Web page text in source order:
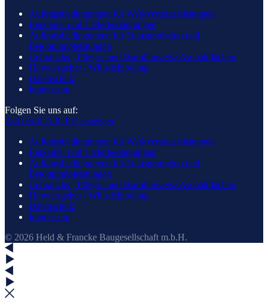
Auftragsbedingungen für Werkvertragsleistungen
Einkaufs- und Lieferbedingungen
Auftragsbedingungen für Transportbeton und
Betonpumpleistungen
Gebrauchs-, Pflege- und Warnhinweise Asphaltflächen
Hinweisgeber / Whistleblowing
Datenschutz
Impressum
Folgen Sie uns auf:
Auf der K A R T E anzeigen
Auftragsbedingungen für Werkvertragsleistungen
Einkaufs- und Lieferbedingungen
Auftragsbedingungen für Transportbeton und
Betonpumpleistungen
Gebrauchs-, Pflege- und Warnhinweise Asphaltflächen
Hinweisgeber / Whistleblowing
Datenschutz
Impressum
© 2026 Held & Francke Baugesellschaft m.b.H.